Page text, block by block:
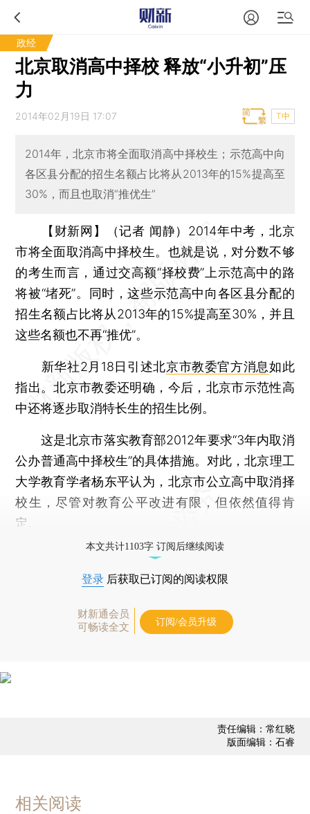
政经
北京取消高中择校 释放“小升初”压
力
2014年02月19日 17:07 T中
2014年，北京市将全面取消高中择校生；示范高中向
各区县分配的招生名额占比将从2013年的15%提高至
30%，而且也取消“推优生”
【财新网】（记者 闻静） 2014年中考，北京
市将全面取消高中择校生。也就是说，对分数不够
的考生而言，通过交高额“择校费”上示范高中的路
将被“堵死”。同时，这些示范高中向各区县分配的
招生名额占比将从2013年的15%提高至30%，并且
这些名额也不再“推优”。
新华社2月18日引述北京市教委官方消息如此
指出。北京市教委还明确，今后，北京市示范性高
中还将逐步取消特长生的招生比例。
这是北京市落实教育部2012年要求“3年内取消
公办普通高中择校生”的具体措施。对此，北京理工
大学教育学者杨东平认为，北京市公立高中取消择
校生，尽管对教育公平改进有限，但依然值得肯
定。
本文共计1103字 订阅后继续阅读
登录 后获取已订阅的阅读权限
财新通会员
可畅读全文
订阅/会员升级
责任编辑：常红晓
版面编辑：石睿
相关阅读